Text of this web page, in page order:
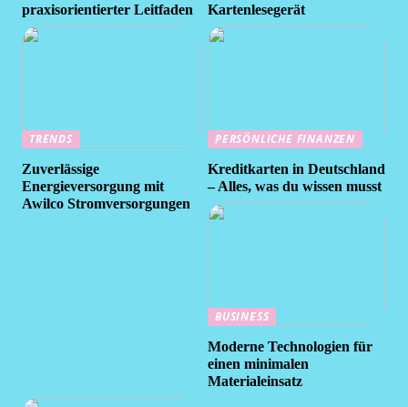
praxisorientierter Leitfaden
Kartenlesegerät
TRENDS
Zuverlässige
Energieversorgung mit
Awilco Stromversorgungen
PERSÖNLICHE FINANZEN
Kreditkarten in Deutschland
– Alles, was du wissen musst
BUSINESS
Moderne Technologien für
einen minimalen
Materialeinsatz